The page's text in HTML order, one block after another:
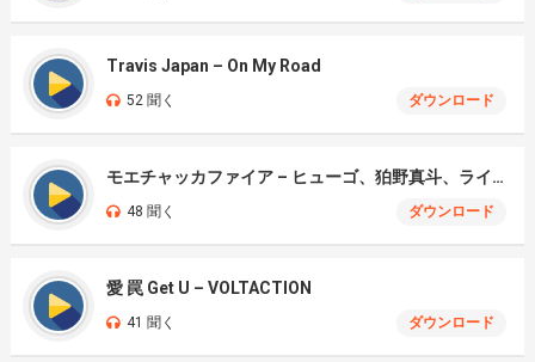
Travis Japan – On My Road
52 聞く ダウンロード
モエチャッカファイア – ヒューゴ、狛野真斗、ライト、セヴェリアン (Cover )
48 聞く ダウンロード
愛 罠 Get U – VOLTACTION
41 聞く ダウンロード